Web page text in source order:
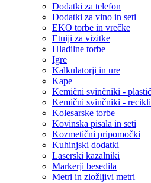
Dodatki za telefon
Dodatki za vino in seti
EKO torbe in vrečke
Etuiji za vizitke
Hladilne torbe
Igre
Kalkulatorji in ure
Kape
Kemični svinčniki -
Kemični svinčniki -
Kolesarske torbe
Kovinska pisala in seti
Kozmetični pripomočki
Kuhinjski dodatki
Laserski kazalniki
Markerji besedila
Metri in zložljivi metri